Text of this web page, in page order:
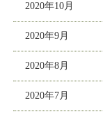
2020年10月
2020年9月
2020年8月
2020年7月